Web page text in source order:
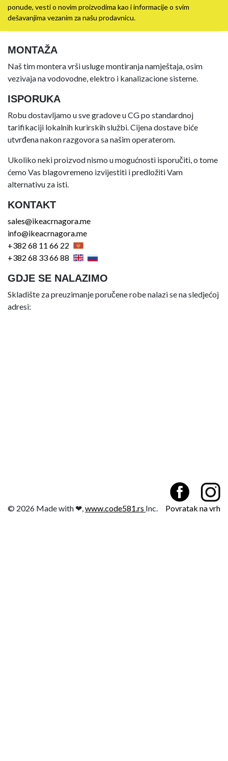
ponude, vesti o novim proizvodima kao i informacije o svim
dešavanjima vezanim za našu prodavnicu.
MONTAŽA
Naš tim montera vrši usluge montiranja namještaja, osim
vezivaja na vodovodne, elektro i kanalizacione sisteme.
ISPORUKA
Robu dostavljamo u sve gradove u CG po standardnoj
tarifikaciji lokalnih kurirskih službi. Cijena dostave biće
utvrđena nakon razgovora sa našim operaterom.
Ukoliko neki proizvod nismo u mogućnosti isporučiti, o tome
ćemo Vas blagovremeno izvijestiti i predložiti Vam
alternativu za isti.
KONTAKT
sales@ikeacrnagora.me
info@ikeacrnagora.me
+382 68 11 66 22
+382 68 33 66 88
GDJE SE NALAZIMO
Skladište za preuzimanje poručene robe nalazi se na sledjećoj
adresi:
Povratak na vrh
© 2026 Made with ❤,www.code581.rs Inc.